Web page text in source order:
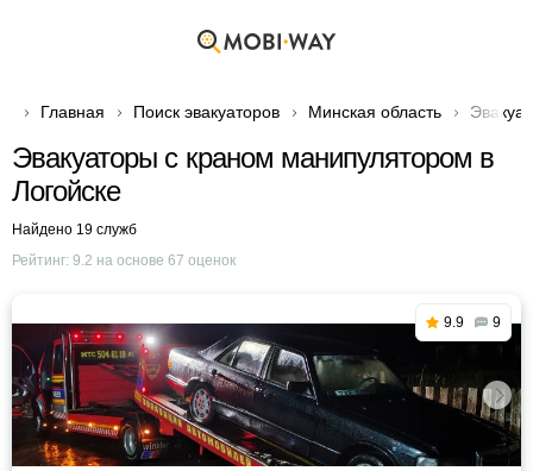
Главная Поиск эвакуаторов Минская область
Эвакуаторы с краном манипулятором в
Логойске
Найдено 19 служб
Рейтинг: 9.2 на основе 67 оценок
9.9 9